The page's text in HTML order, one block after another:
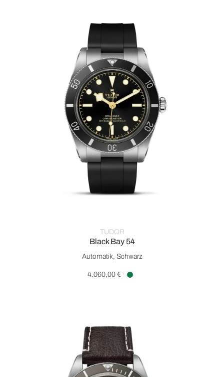
TUDOR
Black Bay 54
TUDOR Black Bay 54, Ref: M79000N-0002, Preis: 4.060,00
Automatik, Schwarz
4.060,00 €